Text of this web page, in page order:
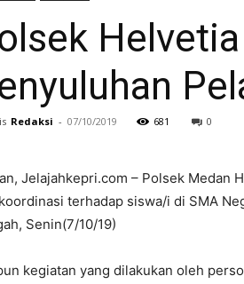
Redaksi - 07/10/2019 681 0
Jelajahkepri.com – Polsek Medan
terhadap siswa/i di SMA
Senin(7/10/19)
kegiatan yang dilakukan oleh